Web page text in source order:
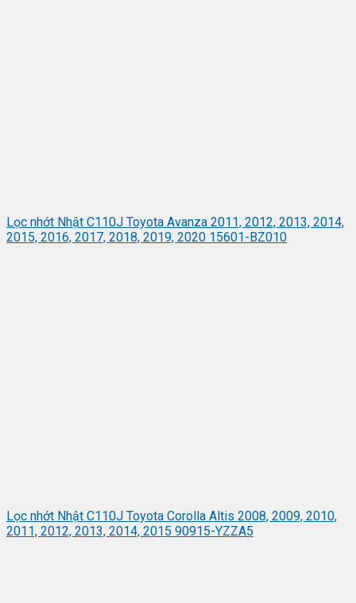
Lọc nhớt Nhật C110J Toyota Avanza 2011, 2012, 2013, 2014,
2015, 2016, 2017, 2018, 2019, 2020 15601-BZ010
Lọc nhớt Nhật C110J Toyota Corolla Altis 2008, 2009, 2010,
2011, 2012, 2013, 2014, 2015 90915-YZZA5